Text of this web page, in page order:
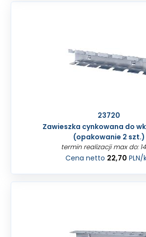
23720
Zawieszka cynkowana do
(opakowanie 2 szt.)
termin realizacji max do:
Cena netto 22,70 PLN/